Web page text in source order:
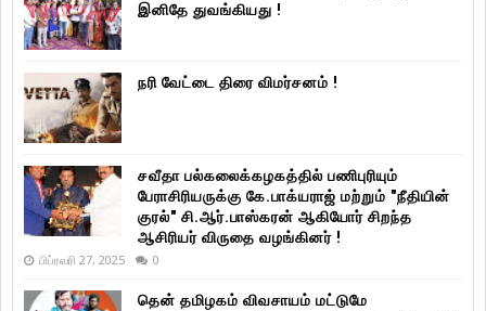
இனிதே துவங்கியது !
நரி வேட்டை திரை விமர்சனம் !
சவீதா பல்கலைக்கழகத்தில் பணிபுரியும்
பேராசிரியருக்கு கே.பாக்யராஜ் மற்றும் "நீதியின்
குரல்" சி.ஆர்.பாஸ்கரன் ஆகியோர் சிறந்த
ஆசிரியர் விருதை வழங்கினர் !
பிப்ரவரி 27, 2025 0
தென் தமிழகம் விவசாயம் மட்டுமே